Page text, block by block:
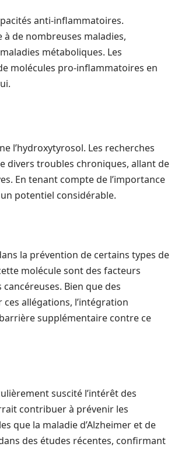
anti-inflammatoires.
de nombreuses maladies,
métaboliques. Les
molécules pro-inflammatoires en
l’hydroxytyrosol. Les recherches
divers troubles chroniques, allant de
En tenant compte de l’importance
potentiel considérable.
la prévention de certains types de
molécule sont des facteurs
Bien que des
allégations, l’intégration
supplémentaire contre ce
suscité l’intérêt des
contribuer à prévenir les
que la maladie d’Alzheimer et de
des études récentes, confirmant